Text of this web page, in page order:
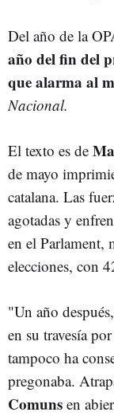
Del año de la
año del fin del
que alarma al
Nacional.
El texto es de
de mayo
catalana. Las
agotadas y
en el Parlament,
elecciones, con
"Un año
en su travesía
tampoco ha
pregonaba.
Comuns en